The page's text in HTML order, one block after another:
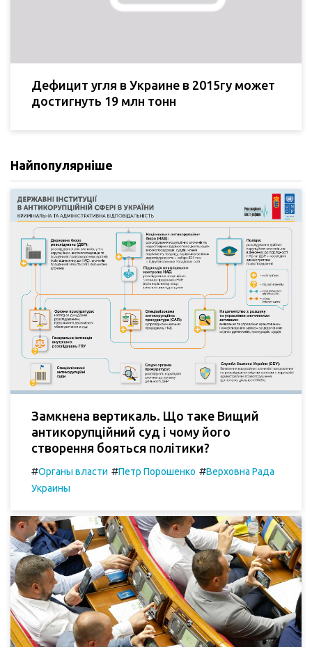
Дефицит угля в Украине в 2015гу может
достигнуть 19 млн тонн
Найпопулярніше
Замкнена вертикаль. Що таке Вищий
антикорупційний суд і чому його
створення бояться політики?
#Органы власти #Петр Порошенко #Верховна Рада
Украины